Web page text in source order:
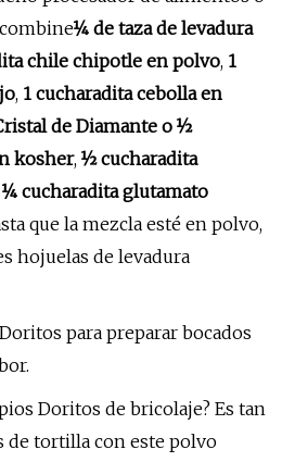
¼ de taza de levadura
chile chipotle en polvo, 1
, 1 cucharadita cebolla en
de Diamante o ½
kosher, ½ cucharadita
¼ cucharadita glutamato
que la mezcla esté en polvo,
hojuelas de levadura
para preparar bocados
Doritos de bricolaje? Es tan
de tortilla con este polvo